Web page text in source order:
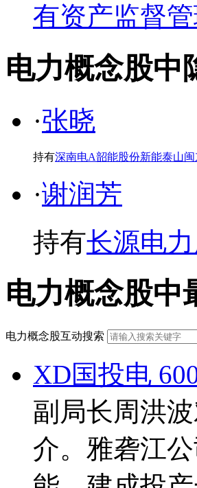
有资产监督
电力概念股中
·张晓
持有深南电A韶能股份新能泰山
·谢润芳
持有长源电力
电力概念股中
电力概念股互动搜索
XD国投电
副局长周洪
介。雅砻江